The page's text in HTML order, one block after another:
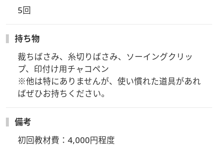
5回
持ち物
裁ちばさみ、糸切りばさみ、ソーイングクリッ
プ、印付け用チャコペン
※他は特にありませんが、使い慣れた道具があれ
ばぜひお持ちください。
備考
初回教材費：4,000円程度